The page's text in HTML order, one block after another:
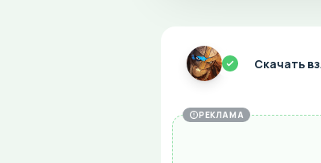
Скачать
РЕКЛАМА